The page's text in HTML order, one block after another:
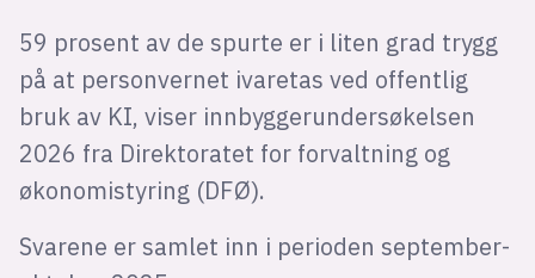
59 prosent av de spurte er i liten grad trygg
på at personvernet ivaretas ved offentlig
bruk av KI, viser innbyggerundersøkelsen
2026 fra Direktoratet for forvaltning og
økonomistyring (DFØ).
Svarene er samlet inn i perioden september-